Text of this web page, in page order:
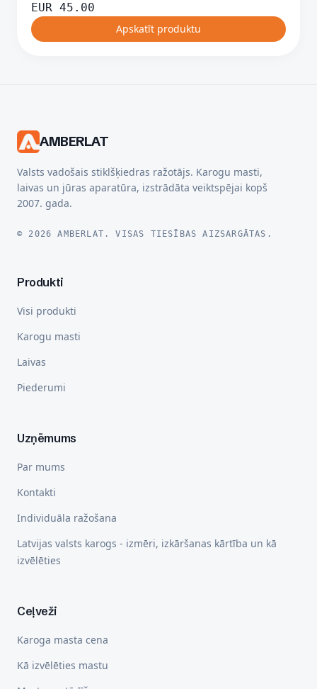
EUR 45.00
Apskatīt produktu
AMBERLAT
Valsts vadošais stiklšķiedras ražotājs. Karogu masti,
laivas un jūras aparatūra, izstrādāta veiktspējai kopš
2007. gada.
© 2026 AMBERLAT. VISAS TIESĪBAS AIZSARGĀTAS.
Produkti
Visi produkti
Karogu masti
Laivas
Piederumi
Uzņēmums
Par mums
Kontakti
Individuāla ražošana
Latvijas valsts karogs - izmēri, izkāršanas kārtība un kā
izvēlēties
Ceļveži
Karoga masta cena
Kā izvēlēties mastu